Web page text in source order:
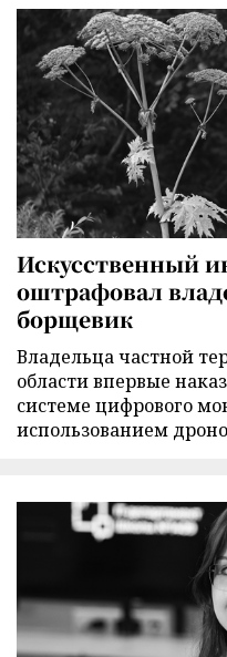
Искусственный
оштрафовал
борщевик
Владельца частной
области впервые
системе цифрового
использованием